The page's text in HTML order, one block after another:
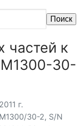
Поиск
частей к
30-
г.
30-2, S/N